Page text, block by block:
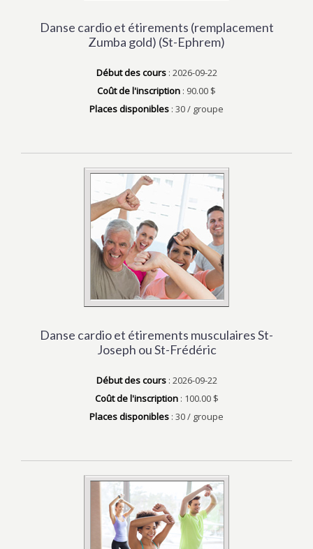
Danse cardio et étirements (remplacement
Zumba gold) (St-Ephrem)
Début des cours: 2026-09-22
Coût de l'inscription : 90.00 $
Places disponibles : 30 / groupe
Danse cardio et étirements musculaires St-
Joseph ou St-Frédéric
Début des cours: 2026-09-22
Coût de l'inscription: 100.00 $
Places disponibles : 30 / groupe